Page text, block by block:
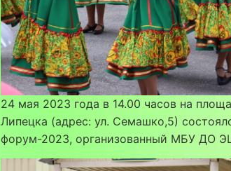
24 мая 2023 года в 14.00 часов на
Липецка (адрес: ул. Семашко,5)
форум-2023, организованный МБУ ДО